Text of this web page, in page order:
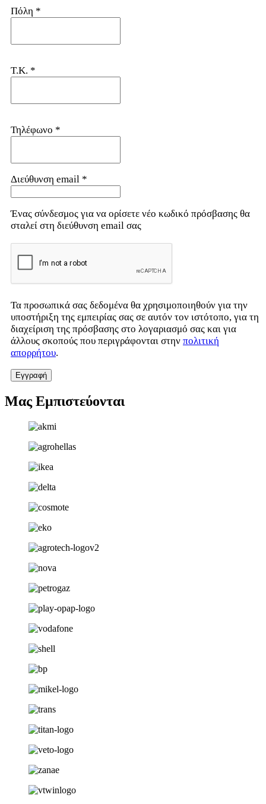
Πόλη *
T.K. *
Τηλέφωνo *
Διεύθυνση email *
Ένας σύνδεσμος για να ορίσετε νέο κωδικό πρόσβασης θα
σταλεί στη διεύθυνση email σας
Τα προσωπικά σας δεδομένα θα χρησιμοποιηθούν για την
υποστήριξη της εμπειρίας σας σε αυτόν τον ιστότοπο, για τη
διαχείριση της πρόσβασης στο λογαριασμό σας και για
άλλους σκοπούς που περιγράφονται στην πολιτική
απορρήτου.
Εγγραφή
Μας Εμπιστεύονται